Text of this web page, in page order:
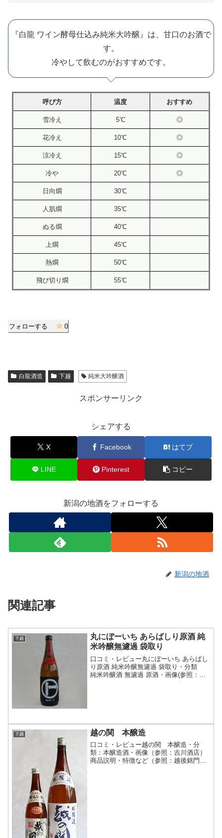
『白龍 ワイン酵母仕込み純米大吟醸』は、甘口のお酒で
す。
冷やして飲むのがおすすめです。
呼び方 温度 おすすめ
雪冷え 5℃ ◎
花冷え 10℃ ◎
涼冷え 15℃ ◎
冷や 20℃ ◎
日向燗 30℃
人肌燗 35℃
ぬる燗 40℃
上燗 45℃
熱燗 50℃
飛び切り燗 55℃
フォローする 0
白龍酒造 下越 純米大吟醸酒
スポンサーリンク
シェアする
X Facebook はてブ
LINE Pinterest コピー
新潟の地酒をフォローする
新潟の地酒
関連記事
下越
丸にぼーいち あらばしり原酒 純
米吟醸無濾過 袋取り
口コミ・レビュー丸にぼーいち あらばし
り原酒 純米吟醸無濾過 袋取り・分類
純米吟醸酒 無濾過 原酒・画像(参照：た
下越 越の関 本醸造
口コミ・レビュー越の関 本醸造・分
類：本醸造酒・画像（参照：吉川酒店）
商品説明・特徴など（参照：越後銘門酒